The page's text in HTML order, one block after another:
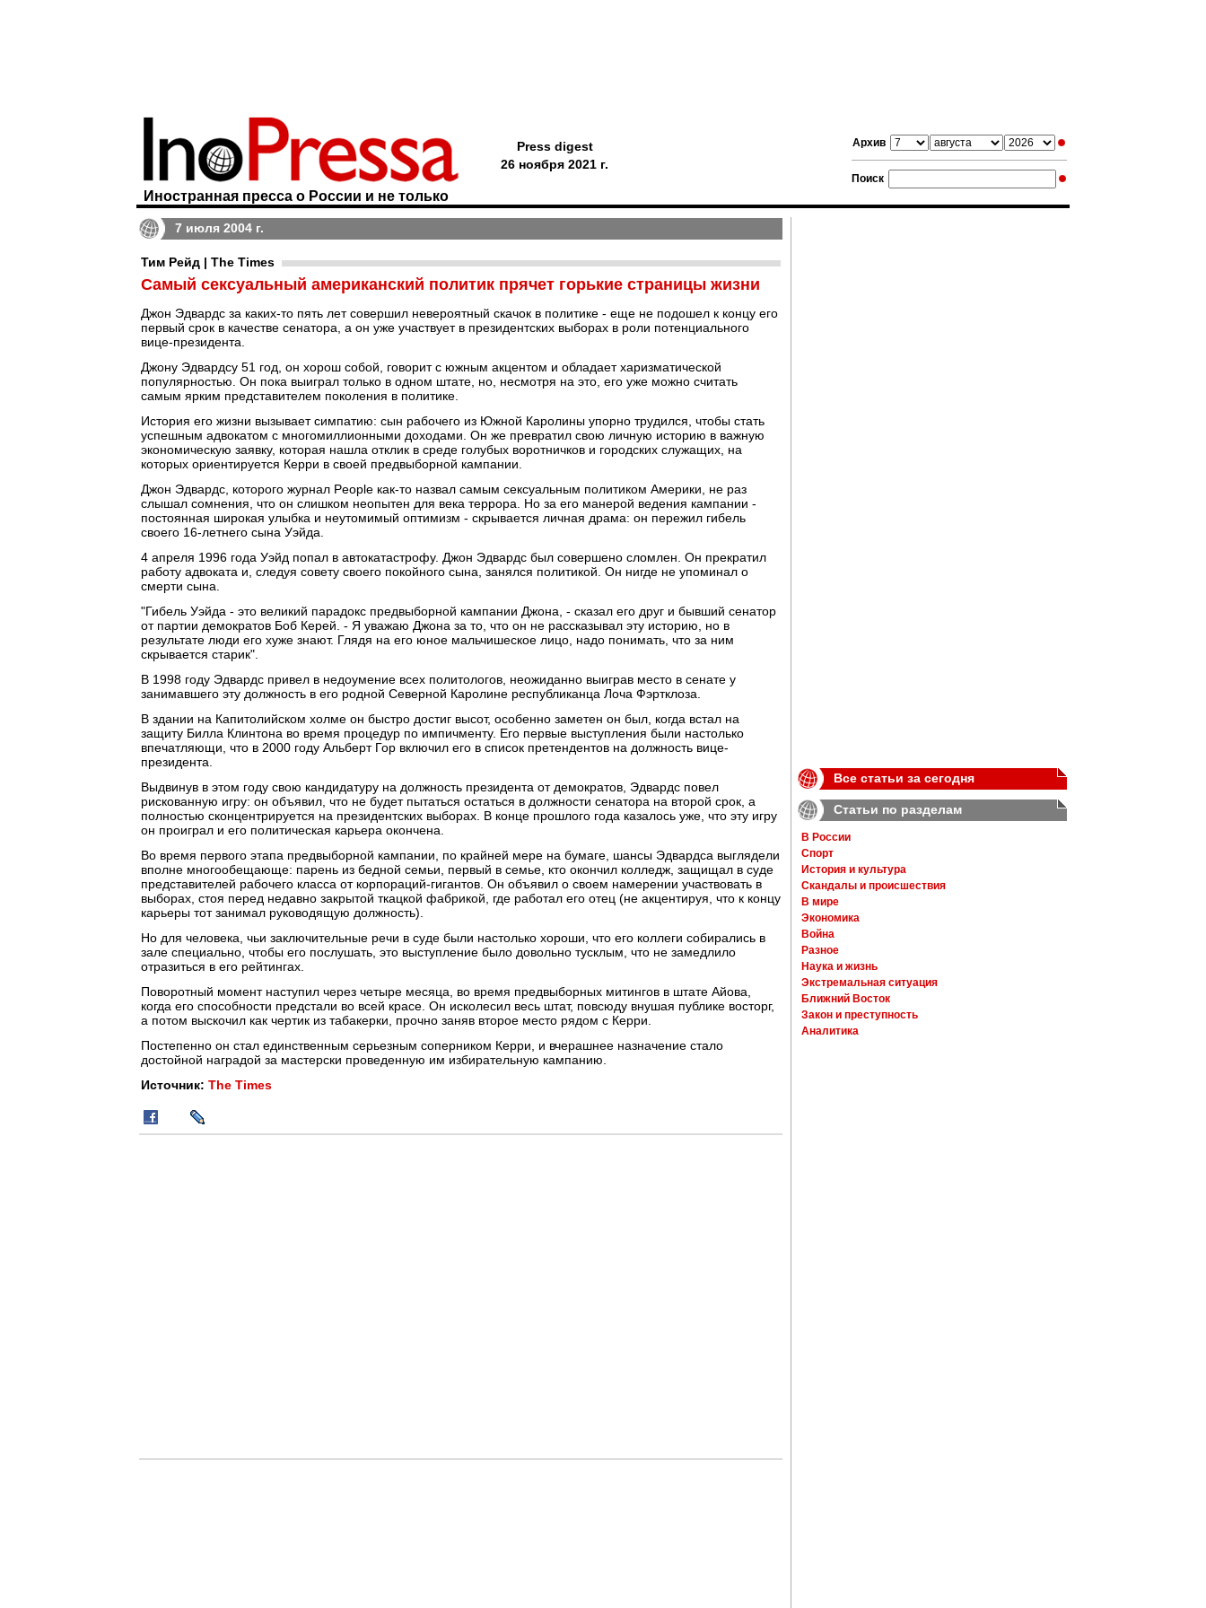
Архив
Поиск
Иностранная пресса о России и не только
Press digest
26 ноября 2021 г.
7 июля 2004 г.
Тим Рейд | The Times
Самый сексуальный американский политик прячет горькие страницы жизни
Джон Эдвардс за каких-то пять лет совершил невероятный скачок в политике - еще не подошел к концу его
первый срок в качестве сенатора, а он уже участвует в президентских выборах в роли потенциального
вице-президента.
Джону Эдвардсу 51 год, он хорош собой, говорит с южным акцентом и обладает харизматической
популярностью. Он пока выиграл только в одном штате, но, несмотря на это, его уже можно считать
самым ярким представителем поколения в политике.
История его жизни вызывает симпатию: сын рабочего из Южной Каролины упорно трудился, чтобы стать
успешным адвокатом с многомиллионными доходами. Он же превратил свою личную историю в важную
экономическую заявку, которая нашла отклик в среде голубых воротничков и городских служащих, на
которых ориентируется Керри в своей предвыборной кампании.
Джон Эдвардс, которого журнал People как-то назвал самым сексуальным политиком Америки, не раз
слышал сомнения, что он слишком неопытен для века террора. Но за его манерой ведения кампании -
постоянная широкая улыбка и неутомимый оптимизм - скрывается личная драма: он пережил гибель
своего 16-летнего сына Уэйда.
4 апреля 1996 года Уэйд попал в автокатастрофу. Джон Эдвардс был совершено сломлен. Он прекратил
работу адвоката и, следуя совету своего покойного сына, занялся политикой. Он нигде не упоминал о
смерти сына.
"Гибель Уэйда - это великий парадокс предвыборной кампании Джона, - сказал его друг и бывший сенатор
от партии демократов Боб Керей. - Я уважаю Джона за то, что он не рассказывал эту историю, но в
результате люди его хуже знают. Глядя на его юное мальчишеское лицо, надо понимать, что за ним
скрывается старик".
В 1998 году Эдвардс привел в недоумение всех политологов, неожиданно выиграв место в сенате у
занимавшего эту должность в его родной Северной Каролине республиканца Лоча Фэртклоза.
В здании на Капитолийском холме он быстро достиг высот, особенно заметен он был, когда встал на
защиту Билла Клинтона во время процедур по импичменту. Его первые выступления были настолько
впечатляющи, что в 2000 году Альберт Гор включил его в список претендентов на должность вице-
президента.
Выдвинув в этом году свою кандидатуру на должность президента от демократов, Эдвардс повел
рискованную игру: он объявил, что не будет пытаться остаться в должности сенатора на второй срок, а
полностью сконцентрируется на президентских выборах. В конце прошлого года казалось уже, что эту игру
он проиграл и его политическая карьера окончена.
Во время первого этапа предвыборной кампании, по крайней мере на бумаге, шансы Эдвардса выглядели
вполне многообещающе: парень из бедной семьи, первый в семье, кто окончил колледж, защищал в суде
представителей рабочего класса от корпораций-гигантов. Он объявил о своем намерении участвовать в
выборах, стоя перед недавно закрытой ткацкой фабрикой, где работал его отец (не акцентируя, что к концу
карьеры тот занимал руководящую должность).
Но для человека, чьи заключительные речи в суде были настолько хороши, что его коллеги собирались в
зале специально, чтобы его послушать, это выступление было довольно тусклым, что не замедлило
отразиться в его рейтингах.
Поворотный момент наступил через четыре месяца, во время предвыборных митингов в штате Айова,
когда его способности предстали во всей красе. Он исколесил весь штат, повсюду внушая публике восторг,
а потом выскочил как чертик из табакерки, прочно заняв второе место рядом с Керри.
Постепенно он стал единственным серьезным соперником Керри, и вчерашнее назначение стало
достойной наградой за мастерски проведенную им избирательную кампанию.
Источник: The Times
Все статьи за сегодня
Статьи по разделам
В России
Спорт
История и культура
Скандалы и происшествия
В мире
Экономика
Война
Разное
Наука и жизнь
Экстремальная ситуация
Ближний Восток
Закон и преступность
Аналитика